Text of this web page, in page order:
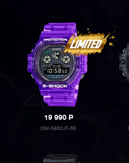
19 990P
DW-5900JT-6E